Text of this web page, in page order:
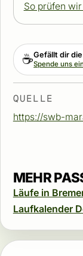
So prüfen
☕Gefällt dir
Spende uns
QUELLE
https://swb-
MEHR
Läufe in
Laufkalender